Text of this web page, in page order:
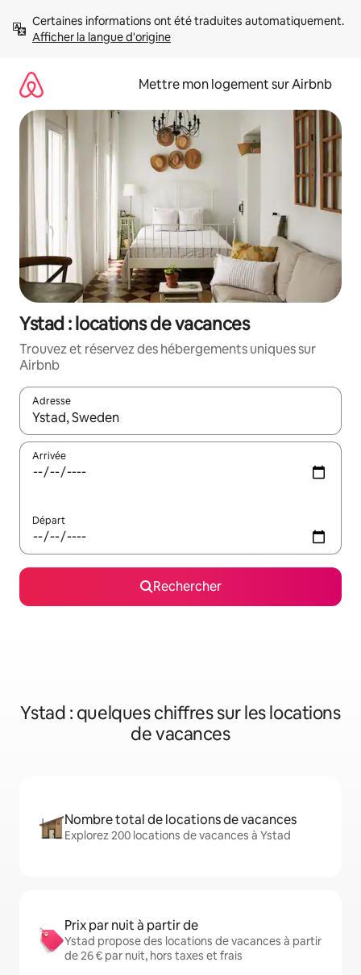
directement
Afficher la langue d'origine
Mettre mon logement sur Airbnb
Ystad : locations de vacances
Trouvez et réservez des hébergements uniques sur
Airbnb
Adresse
Lorsque les résultats s'affichent, utilisez les flèches vers le
Arrivée
Départ
Rechercher
Ystad : quelques chiffres sur les locations
de vacances
Nombre total de locations de vacances
Explorez 200 locations de vacances à Ystad
Prix par nuit à partir de
Ystad propose des locations de vacances à partir
de 26 € par nuit, hors taxes et frais